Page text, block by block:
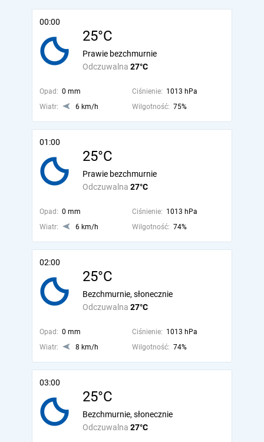
00:00
25°C
Odczuwalna 27°C
Prawie bezchmurnie
Opad: 0 mm Ciśnienie: 1013 hPa
Wiatr:
6 km/h Wilgotność: 75%
01:00
25°C
Odczuwalna 27°C
Prawie bezchmurnie
Opad: 0 mm Ciśnienie: 1013 hPa
Wiatr:
6 km/h Wilgotność: 74%
02:00
25°C
Odczuwalna 27°C
Bezchmurnie, słonecznie
Opad: 0 mm Ciśnienie: 1013 hPa
Wiatr:
8 km/h Wilgotność: 74%
03:00
25°C
Odczuwalna 27°C
Bezchmurnie, słonecznie